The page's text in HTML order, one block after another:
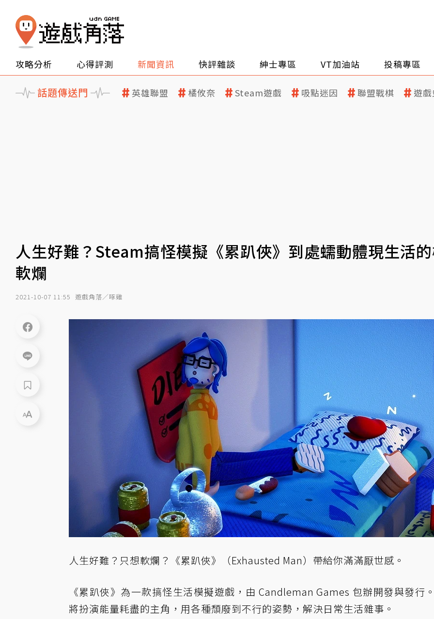
攻略分析 心得評測 新聞資訊 快評雜談 紳士專區 VT加油站 投稿專區
話題傳送門 英雄聯盟 橘攸奈 Steam遊戲 吸點迷因 聯盟戰棋 遊
人生好難？Steam搞怪模擬《累趴俠》到處蠕動體現生活
軟爛
2021-10-07 11:55 遊戲角落／啄雞
人生好難？只想軟爛？《累趴俠》（Exhausted Man）帶給你滿滿厭世感。
《累趴俠》為一款搞怪生活模擬遊戲，由 Candleman Games 包辦開發與發行
將扮演能量耗盡的主角，用各種頹廢到不行的姿勢，解決日常生活雜事。